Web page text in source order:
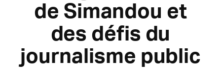
de Simandou et
des défis du
journalisme public